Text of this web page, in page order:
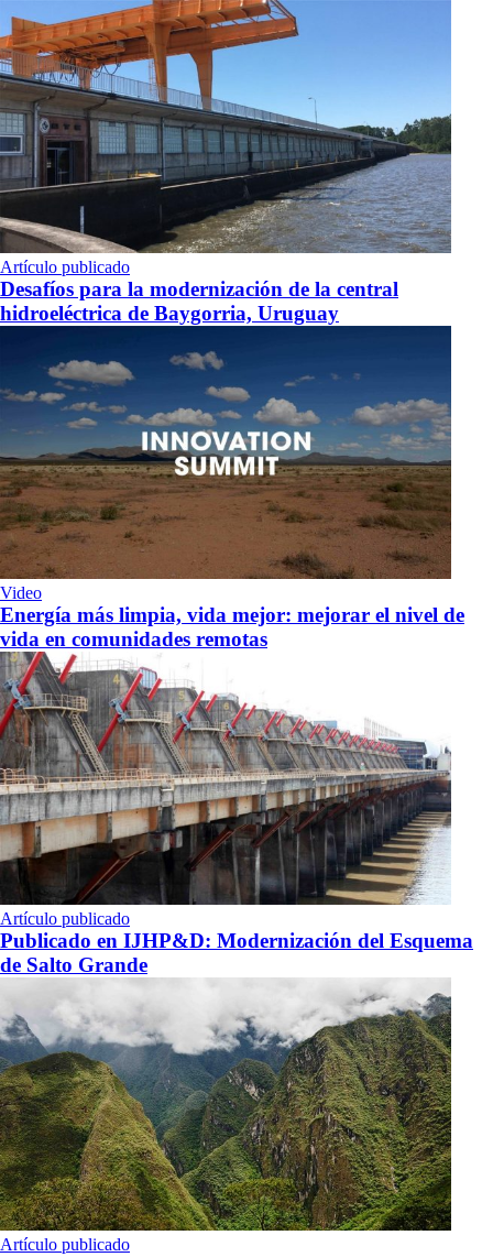
Artículo publicado
Desafíos para la modernización de la central
hidroeléctrica de Baygorria, Uruguay
Video
Energía más limpia, vida mejor: mejorar el nivel de
vida en comunidades remotas
Artículo publicado
Publicado en IJHP&D: Modernización del Esquema
de Salto Grande
Artículo publicado